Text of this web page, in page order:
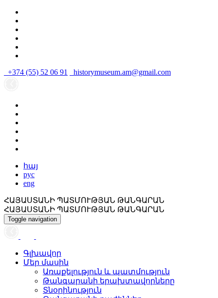
+374 (55) 52 06 91 historymuseum.am@gmail.com
հայ
рус
eng
ՀԱՅԱՍՏԱՆԻ ՊԱՏՄՈՒԹՅԱՆ ԹԱՆԳԱՐԱՆ
ՀԱՅԱՍՏԱՆԻ ՊԱՏՄՈՒԹՅԱՆ ԹԱՆԳԱՐԱՆ
Toggle navigation
Գլխավոր
Մեր մասին
Առաքելություն և պատմություն
Թանգարանի երախտավորները
Տնօրինություն